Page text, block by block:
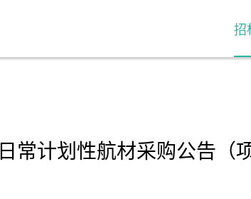
招
日常计划性航材采购公告（